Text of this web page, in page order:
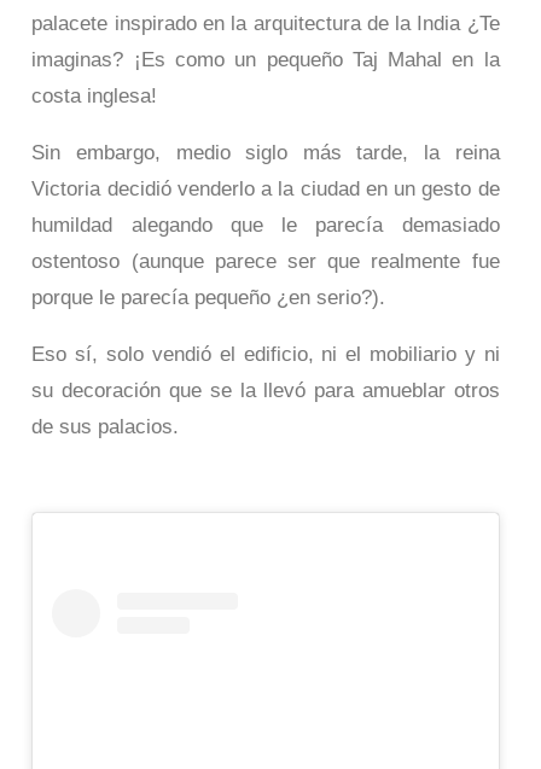
palacete inspirado en la arquitectura de la India ¿Te
imaginas? ¡Es como un pequeño Taj Mahal en la
costa inglesa!
Sin embargo, medio siglo más tarde, la reina
Victoria decidió venderlo a la ciudad en un gesto de
humildad alegando que le parecía demasiado
ostentoso (aunque parece ser que realmente fue
porque le parecía pequeño ¿en serio?).
Eso sí, solo vendió el edificio, ni el mobiliario y ni
su decoración que se la llevó para amueblar otros
de sus palacios.